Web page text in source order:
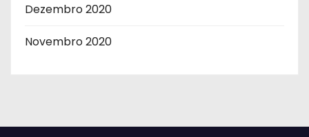
Dezembro 2020
Novembro 2020